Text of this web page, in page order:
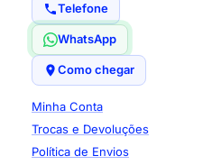
Telefone
WhatsApp
Como chegar
Minha Conta
Trocas e Devoluções
Política de Envios